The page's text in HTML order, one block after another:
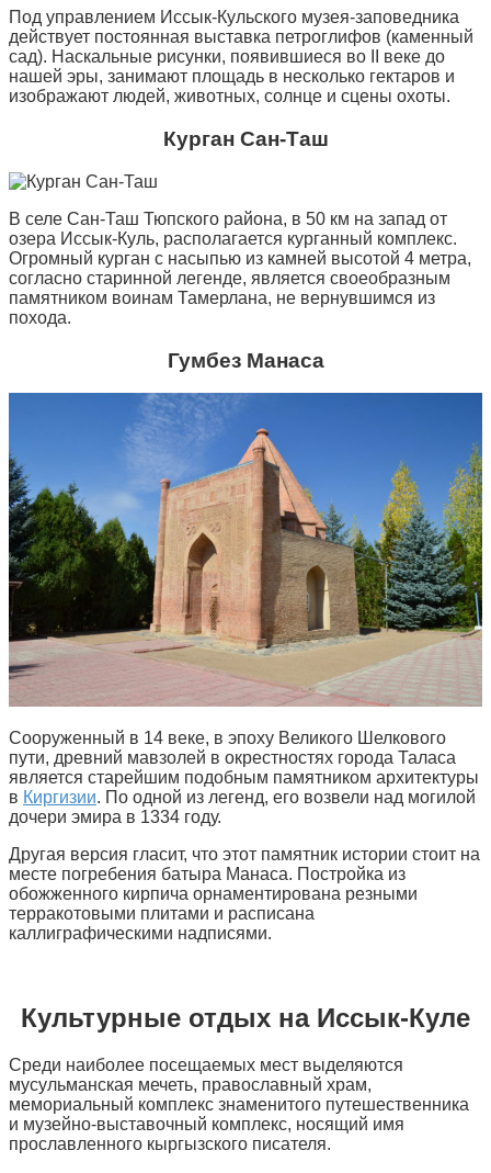
Под управлением Иссык-Кульского музея-заповедника
действует постоянная выставка петроглифов (каменный
сад). Наскальные рисунки, появившиеся во II веке до
нашей эры, занимают площадь в несколько гектаров и
изображают людей, животных, солнце и сцены охоты.
Курган Сан-Таш
В селе Сан-Таш Тюпского района, в 50 км на запад от
озера Иссык-Куль, располагается курганный комплекс.
Огромный курган с насыпью из камней высотой 4 метра,
согласно старинной легенде, является своеобразным
памятником воинам Тамерлана, не вернувшимся из
похода.
Гумбез Манаса
Сооруженный в 14 веке, в эпоху Великого Шелкового
пути, древний мавзолей в окрестностях города Таласа
является старейшим подобным памятником архитектуры
в Киргизии. По одной из легенд, его возвели над могилой
дочери эмира в 1334 году.
Другая версия гласит, что этот памятник истории стоит на
месте погребения батыра Манаса. Постройка из
обожженного кирпича орнаментирована резными
терракотовыми плитами и расписана
каллиграфическими надписями.
Культурные отдых на Иссык-Куле
Среди наиболее посещаемых мест выделяются
мусульманская мечеть, православный храм,
мемориальный комплекс знаменитого путешественника
и музейно-выставочный комплекс, носящий имя
прославленного кыргызского писателя.